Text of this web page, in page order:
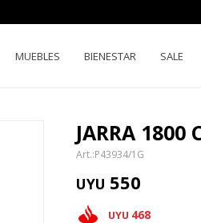
MUEBLES BIENESTAR SALE
JARRA 1800
P43934/1G
UYU 550
UYU 468